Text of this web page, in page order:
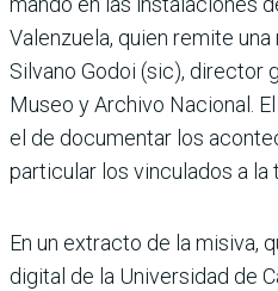
Valenzuela, quien remite
Silvano Godoi (sic), director
Museo y Archivo Nacional.
el de documentar los
particular los vinculados a la
En un extracto de la misiva,
digital de la Universidad de